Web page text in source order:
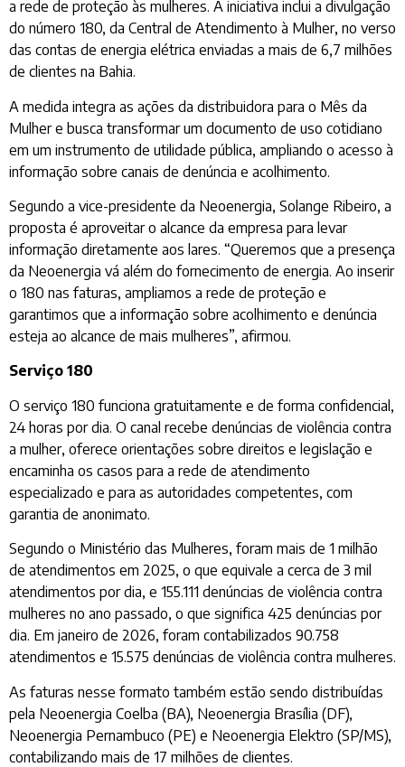
a rede de proteção às mulheres. A iniciativa inclui a divulgação
do número 180, da Central de Atendimento à Mulher, no verso
das contas de energia elétrica enviadas a mais de 6,7 milhões
de clientes na Bahia.
A medida integra as ações da distribuidora para o Mês da
Mulher e busca transformar um documento de uso cotidiano
em um instrumento de utilidade pública, ampliando o acesso à
informação sobre canais de denúncia e acolhimento.
Segundo a vice-presidente da Neoenergia, Solange Ribeiro, a
proposta é aproveitar o alcance da empresa para levar
informação diretamente aos lares. “Queremos que a presença
da Neoenergia vá além do fornecimento de energia. Ao inserir
o 180 nas faturas, ampliamos a rede de proteção e
garantimos que a informação sobre acolhimento e denúncia
esteja ao alcance de mais mulheres”, afirmou.
Serviço 180
O serviço 180 funciona gratuitamente e de forma confidencial,
24 horas por dia. O canal recebe denúncias de violência contra
a mulher, oferece orientações sobre direitos e legislação e
encaminha os casos para a rede de atendimento
especializado e para as autoridades competentes, com
garantia de anonimato.
Segundo o Ministério das Mulheres, foram mais de 1 milhão
de atendimentos em 2025, o que equivale a cerca de 3 mil
atendimentos por dia, e 155.111 denúncias de violência contra
mulheres no ano passado, o que significa 425 denúncias por
dia. Em janeiro de 2026, foram contabilizados 90.758
atendimentos e 15.575 denúncias de violência contra mulheres.
As faturas nesse formato também estão sendo distribuídas
pela Neoenergia Coelba (BA), Neoenergia Brasília (DF),
Neoenergia Pernambuco (PE) e Neoenergia Elektro (SP/MS),
contabilizando mais de 17 milhões de clientes.